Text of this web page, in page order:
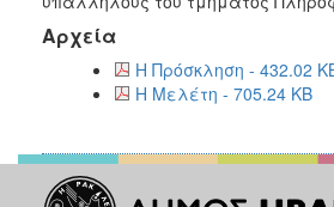
ΕΠΙΣΚΕΠΤΗΣ
Αρχεία
Η Πρόσκληση - 432.02
Η Μελέτη - 705.24 KB